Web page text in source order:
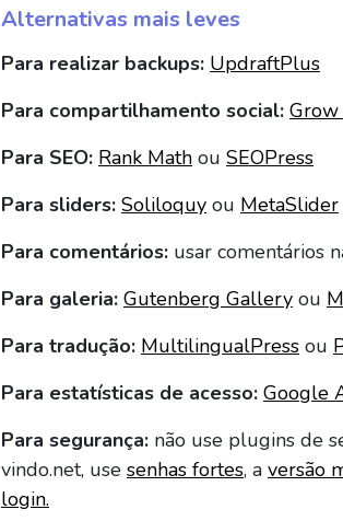
Alternativas mais leves
Para realizar backups: UpdraftPlus
Para compartilhamento social: Grow
Para SEO: Rank Math ou SEOPress
Para sliders: Soliloquy ou MetaSlider
Para comentários: usar comentários
Para galeria: Gutenberg Gallery ou
Para tradução: MultilingualPress ou
Para estatísticas de acesso: Google
Para segurança: não use plugins de
vindo.net, use senhas fortes, a versão
login.